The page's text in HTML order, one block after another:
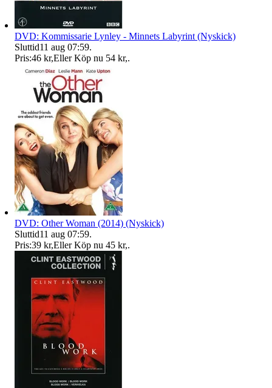
DVD: Kommissarie Lynley - Minnets Labyrint (Nyskick)
Sluttid11 aug 07:59.
Pris:46 kr,Eller Köp nu 54 kr,.
DVD: Other Woman (2014) (Nyskick)
Sluttid11 aug 07:59.
Pris:39 kr,Eller Köp nu 45 kr,.